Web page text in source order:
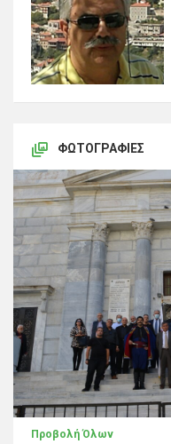
ΦΩΤΟΓΡΑΦΊΕΣ
Προβολή Όλων